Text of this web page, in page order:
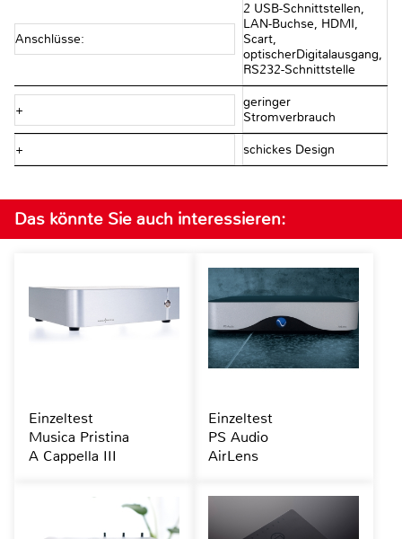
Anschlüsse:
2 USB-Schnittstellen,
LAN-Buchse, HDMI,
Scart,
optischerDigitalausgang,
RS232-Schnittstelle
+
geringer
Stromverbrauch
+ schickes Design
Das könnte Sie auch interessieren:
Einzeltest
Musica Pristina
A Cappella III
Einzeltest
PS Audio
AirLens